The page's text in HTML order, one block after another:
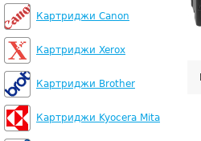
Картриджи Canon
Картриджи Xerox
Картриджи Brother
Картриджи Kyocera Mita